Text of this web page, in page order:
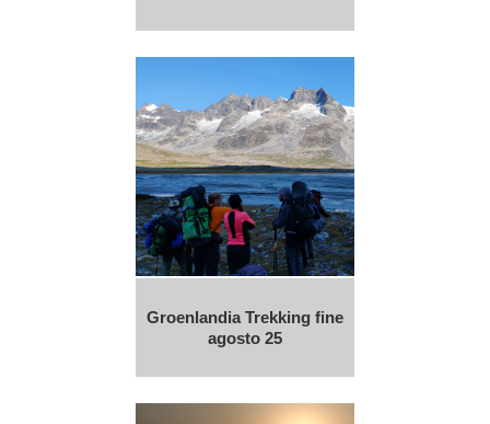
Groenlandia Trekking fine
agosto 25